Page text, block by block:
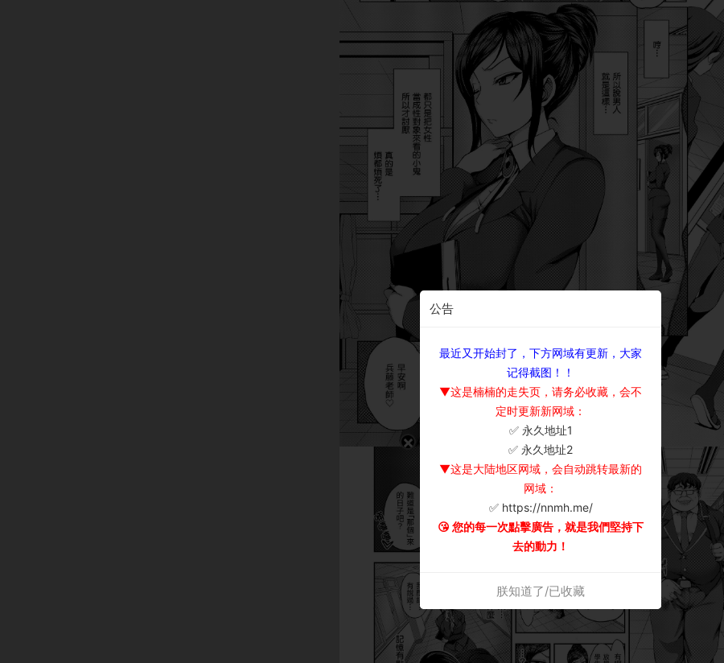
公告
最近又开始封了，下方网域有更新，大家
记得截图！！
▼这是楠楠的走失页，请务必收藏，会不
定时更新新网域：
✅ 永久地址1
✅ 永久地址2
▼这是大陆地区网域，会自动跳转最新的
网域：
✅ https://nnmh.me/
😘 您的每一次點擊廣告，就是我們堅持下
去的動力！
朕知道了/已收藏
×